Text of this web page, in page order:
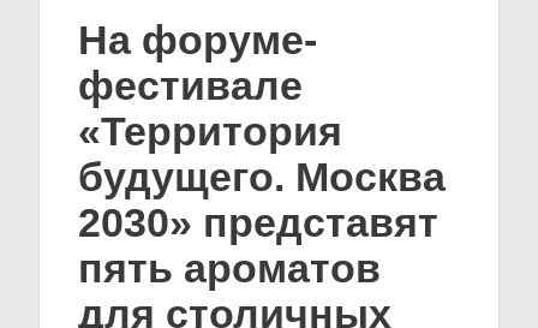
На форуме-
фестивале
«Территория
будущего. Москва
2030» представят
пять ароматов
для столичных